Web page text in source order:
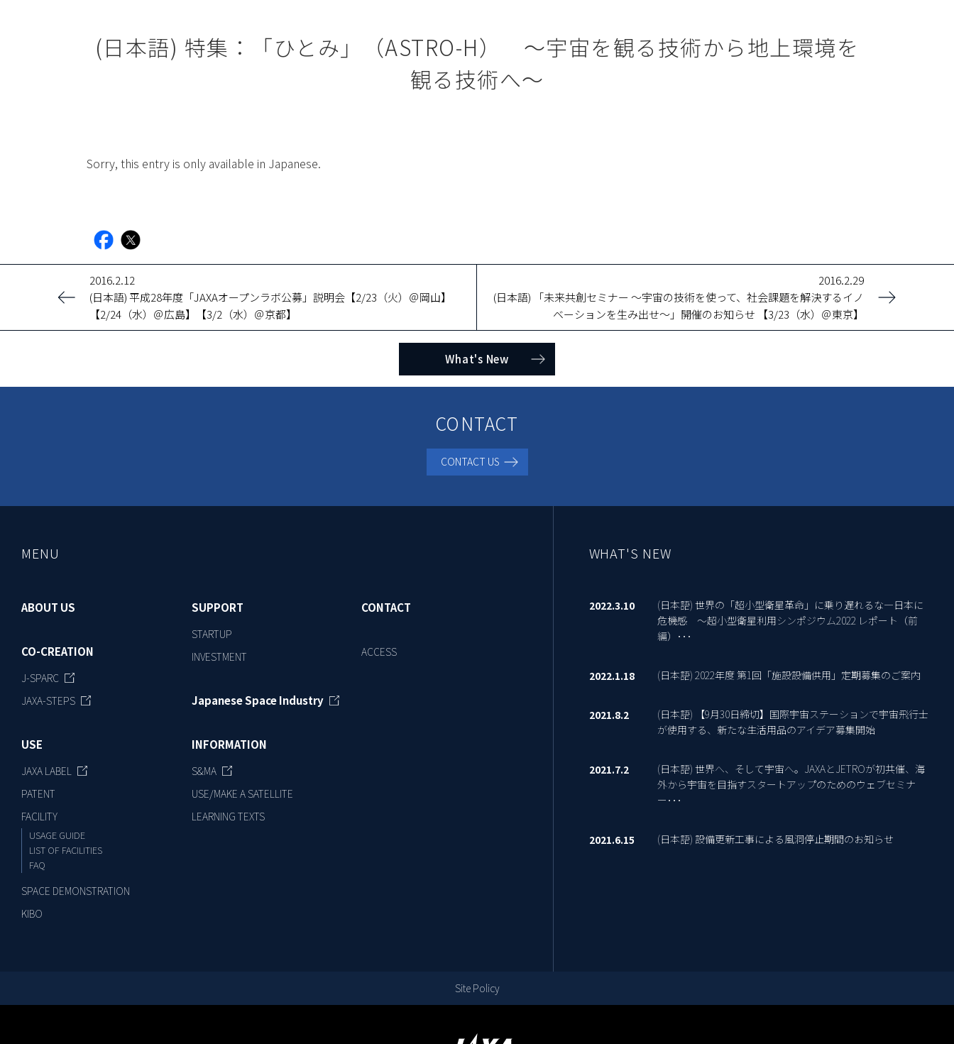
(日本語) 特集：「ひとみ」（ASTRO-H） ～宇宙を観る技術から地上環境を
観る技術へ～
Sorry, this entry is only available in Japanese.
facebook
2016.2.12
(日本語) 平成28年度「JAXAオープンラボ公募」説明会【2/23（火）＠岡山】
【2/24（水）＠広島】【3/2（水）＠京都】
2016.2.29
(日本語) 「未来共創セミナー ～宇宙の技術を使って、社会課題を解決するイノ
ベーションを生み出せ～」開催のお知らせ 【3/23（水）＠東京】
What's New
CONTACT
CONTACT US
MENU
ABOUT US
CO-CREATION
J-SPARC
JAXA-STEPS
USE
JAXA LABEL
PATENT
FACILITY
USAGE GUIDE
LIST OF FACILITIES
FAQ
SPACE DEMONSTRATION
KIBO
SUPPORT
STARTUP
INVESTMENT
Japanese Space Industry
INFORMATION
S&MA
USE/MAKE A SATELLITE
LEARNING TEXTS
CONTACT
ACCESS
WHAT'S NEW
2022.3.10
(日本語) 世界の「超小型衛星革命」に乗り遅れるな―日本に
危機感 ～超小型衛星利用シンポジウム2022 レポート（前
編）･･･
2022.1.18 (日本語) 2022年度 第1回「施設設備供用」定期募集のご案内
2021.8.2
(日本語) 【9月30日締切】国際宇宙ステーションで宇宙飛行士
が使用する、新たな生活用品のアイデア募集開始
2021.7.2
(日本語) 世界へ、そして宇宙へ。JAXAとJETROが初共催、海
外から宇宙を目指すスタートアップのためのウェブセミナ
ー･･･
2021.6.15 (日本語) 設備更新工事による風洞停止期間のお知らせ
Site Policy